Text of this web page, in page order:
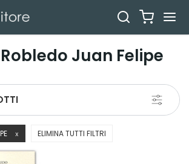
Juan Felipe
Toggle
X ELIMINA TUTTI FILTRI